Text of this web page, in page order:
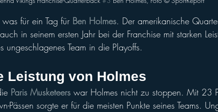
für ein Tag für Ben Holmes. Der amerikanische
in seinem ersten Jahr bei der Franchise mit starken
ungeschlagenes Team in die Playoffs.
Leistung von Holmes
Paris Musketeers war Holmes nicht zu stoppen. Mit 23
Pässen sorgte er für die meisten Punkte seines Teams.